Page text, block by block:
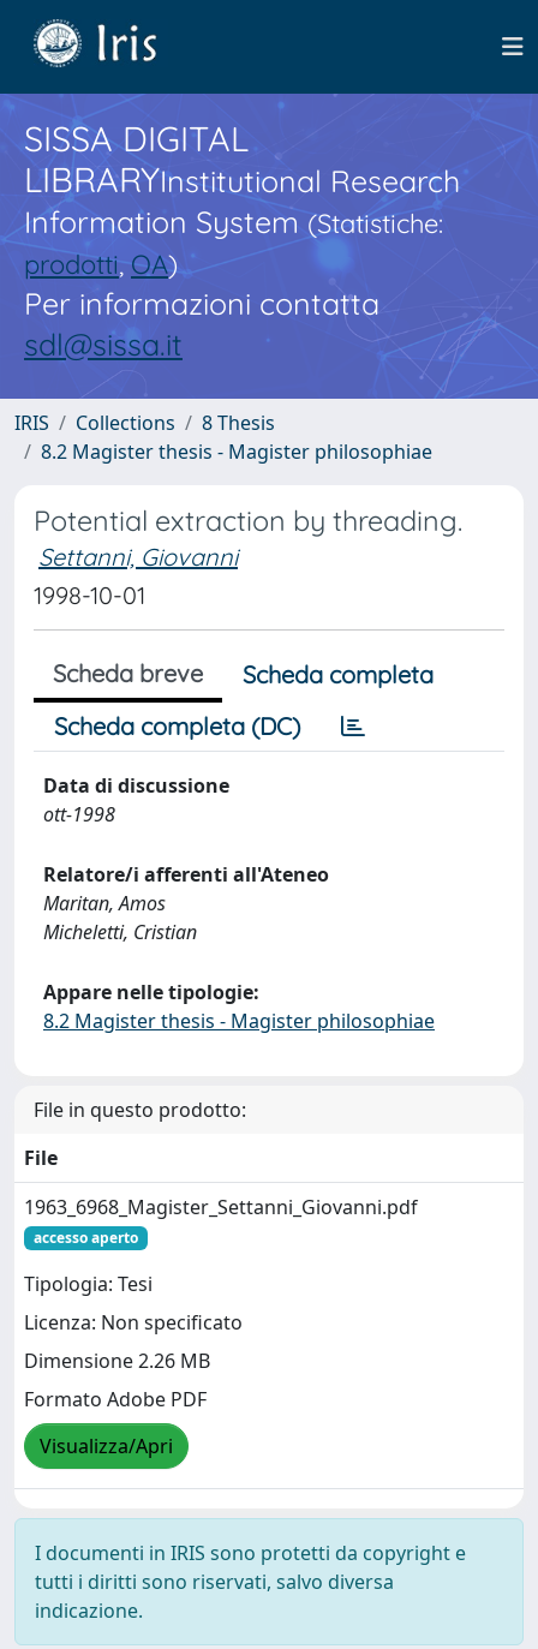
SISSA DIGITAL
LIBRARYInstitutional Research
Information System(Statistiche:
prodotti,OA)
Per informazioni contatta
sdl@sissa.it
IRIS Collections
8 Thesis
8.2 Magister thesis - Magister philosophiae
Potential extraction by threading.
Settanni, Giovanni
1998-10-01
Scheda breve
Scheda completa
Scheda completa (DC)
Data di discussione
ott-1998
Relatore/i afferenti all'Ateneo
Maritan, Amos
Micheletti, Cristian
Appare nelle tipologie:
8.2 Magister thesis - Magister philosophiae
File in questo prodotto:
File
1963_6968_Magister_Settanni_Giovanni.pdf
accesso aperto
Tipologia: Tesi
Licenza: Non specificato
Dimensione 2.26 MB
Formato Adobe PDF
Visualizza/Apri
I documenti in IRIS sono protetti da copyright e
tutti i diritti sono riservati, salvo diversa
indicazione.